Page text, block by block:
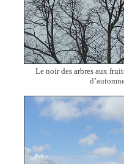
Le noir des arbres aux